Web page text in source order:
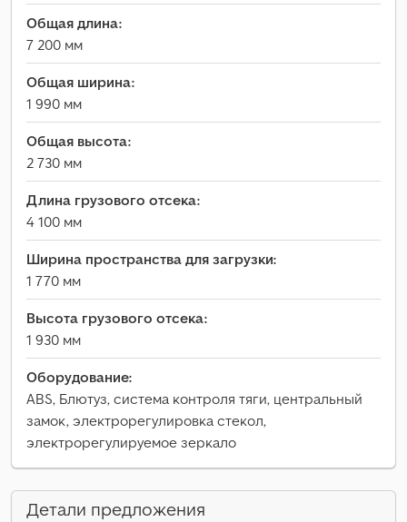
Общая длина:
7 200 мм
Общая ширина:
1 990 мм
Общая высота:
2 730 мм
Длина грузового отсека:
4 100 мм
Ширина пространства для загрузки:
1 770 мм
Высота грузового отсека:
1 930 мм
Оборудование:
ABS, Блютуз, система контроля тяги, центральный
замок, электрорегулировка стекол,
электрорегулируемое зеркало
Детали предложения